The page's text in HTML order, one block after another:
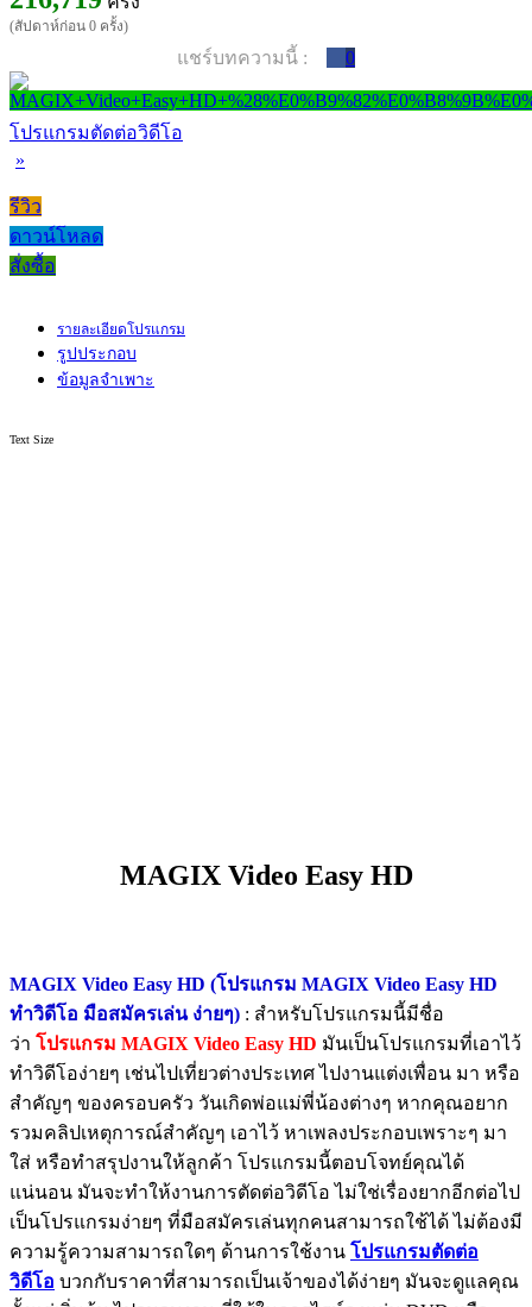
(สัปดาห์ก่อน 0 ครั้ง)
แชร์บทความนี้ : 0
โปรแกรมตัดต่อวิดีโอ
»
รีวิว
ดาวน์โหลด
สั่งซื้อ
รายละเอียดโปรแกรม
รูปประกอบ
ข้อมูลจำเพาะ
Text Size
MAGIX Video Easy HD
MAGIX Video Easy HD (โปรแกรม MAGIX Video Easy HD
ทำวิดีโอ มือสมัครเล่น ง่ายๆ) : สำหรับโปรแกรมนี้มีชื่อ
ว่า โปรแกรม MAGIX Video Easy HD มันเป็นโปรแกรมที่เอาไว้
ทำวิดีโอง่ายๆ เช่นไปเที่ยวต่างประเทศ ไปงานแต่งเพื่อน มา หรือ
สำคัญๆ ของครอบครัว วันเกิดพ่อแม่พี่น้องต่างๆ หากคุณอยาก
รวมคลิปเหตุการณ์สำคัญๆ เอาไว้ หาเพลงประกอบเพราะๆ มา
ใส่ หรือทำสรุปงานให้ลูกค้า โปรแกรมนี้ตอบโจทย์คุณได้
แน่นอน มันจะทำให้งานการตัดต่อวิดีโอ ไม่ใช่เรื่องยากอีกต่อไป
เป็นโปรแกรมง่ายๆ ที่มือสมัครเล่นทุกคนสามารถใช้ได้ ไม่ต้องมี
ความรู้ความสามารถใดๆ ด้านการใช้งาน โปรแกรมตัดต่อ
วิดีโอ บวกกับราคาที่สามารถเป็นเจ้าของได้ง่ายๆ มันจะดูแลคุณ